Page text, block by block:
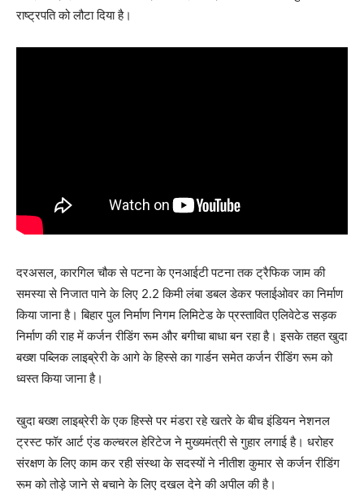
राष्ट्रपति को लौटा दिया है।
दरअसल, कारगिल चौक से पटना के एनआईटी पटना तक ट्रैफिक जाम की
समस्या से निजात पाने के लिए 2.2 किमी लंबा डबल डेकर फ्लाईओवर का निर्माण
किया जाना है। बिहार पुल निर्माण निगम लिमिटेड के प्रस्तावित एलिवेटेड सड़क
निर्माण की राह में कर्जन रीडिंग रूम और बगीचा बाधा बन रहा है। इसके तहत खुदा
बख्श पब्लिक लाइब्रेरी के आगे के हिस्से का गार्डन समेत कर्जन रीडिंग रूम को
ध्वस्त किया जाना है।
खुदा बख्श लाइब्रेरी के एक हिस्से पर मंडरा रहे खतरे के बीच इंडियन नेशनल
ट्रस्ट फॉर आर्ट एंड कल्चरल हेरिटेज ने मुख्यमंत्री से गुहार लगाई है। धरोहर
संरक्षण के लिए काम कर रही संस्था के सदस्यों ने नीतीश कुमार से कर्जन रीडिंग
रूम को तोड़े जाने से बचाने के लिए दखल देने की अपील की है।